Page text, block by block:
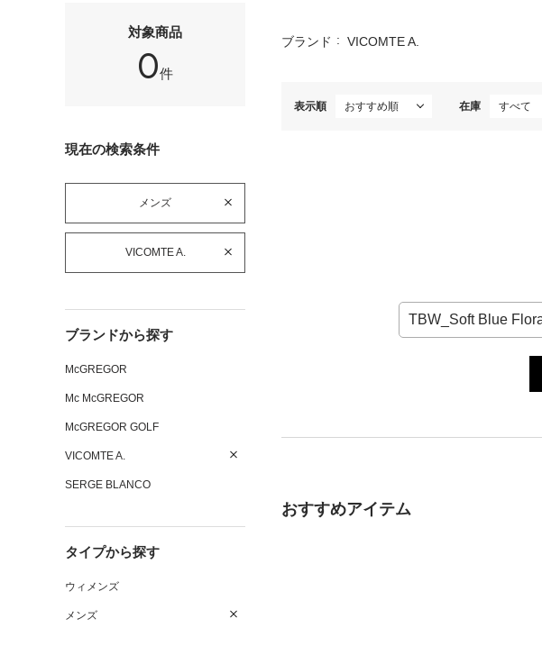
対象商品
0件
現在の検索条件
メンズ
VICOMTE A.
ブランドから探す
McGREGOR
Mc McGREGOR
McGREGOR GOLF
VICOMTE A.
SERGE BLANCO
タイプから探す
ウィメンズ
メンズ
ブランド VICOMTE A.
表示順 在庫
おすすめアイテム